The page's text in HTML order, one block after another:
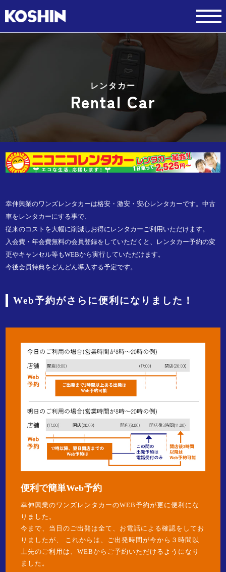
レンタカー
Rental Car
幸伸興業のワンズレンタカーは格安・激安・安心レンタカーです。中古
車をレンタカーにする事で、
従来のコストを大幅に削減しお得にレンタカーご利用いただけます。
入会費・年会費無料の会員登録をしていただくと、レンタカー予約の変
更やキャンセル等もWEBから実行していただけます。
今後会員特典をどんどん導入する予定です。
Web予約がさらに便利になりました！
便利で簡単Web予約
幸伸興業のワンズレンタカーのWEB予約が更に便利にな
りました。
今まで、当日のご出発は全て、お電話による確認をしてお
りましたが、 これからは、ご出発時間が今から３時間以
上先のご利用は、WEBからご予約いただけるようになり
ました。